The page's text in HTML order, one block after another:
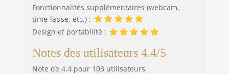
Fonctionnalités supplémentaires (webcam,
time-lapse, etc.) :
Design et portabilité :
Notes des utilisateurs 4.4/5
Note de 4.4 pour 103 utilisateurs